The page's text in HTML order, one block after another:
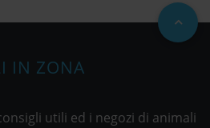
IN ZONA
utili ed i negozi di animali